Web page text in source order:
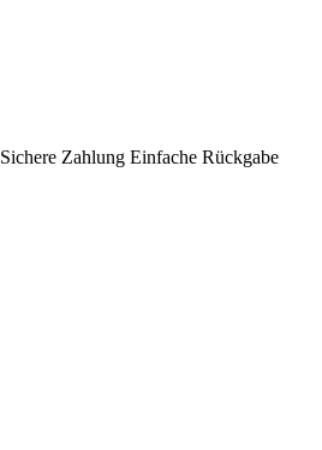
Sichere Zahlung Einfache Rückgabe